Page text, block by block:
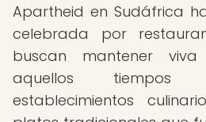
Apartheid en Sudáfrica
celebrada por
buscan mantener
aquellos tiempos
establecimientos